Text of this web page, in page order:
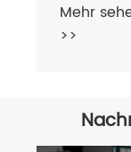
Mehr
>>